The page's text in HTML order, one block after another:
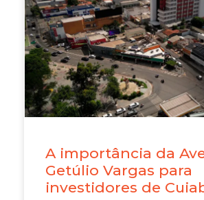
A importância da
Getúlio Vargas para
investidores de